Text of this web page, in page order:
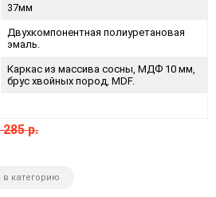
37мм
Двухкомпонентная полиуретановая
эмаль.
Каркас из массива сосны, МДФ 10 мм,
брус хвойных пород, MDF.
285 р.
в категорию